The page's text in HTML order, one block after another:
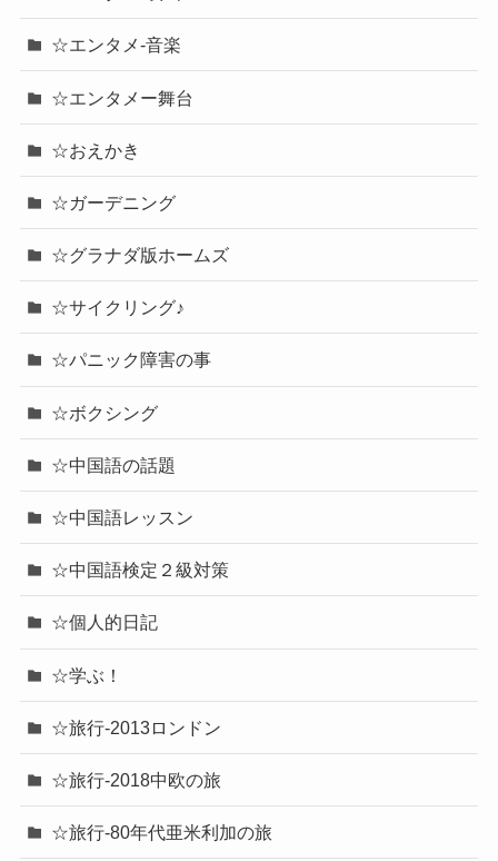
☆エンタメ-音楽
☆エンタメー舞台
☆おえかき
☆ガーデニング
☆グラナダ版ホームズ
☆サイクリング♪
☆パニック障害の事
☆ボクシング
☆中国語の話題
☆中国語レッスン
☆中国語検定２級対策
☆個人的日記
☆学ぶ！
☆旅行-2013ロンドン
☆旅行-2018中欧の旅
☆旅行-80年代亜米利加の旅